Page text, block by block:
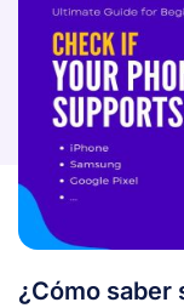
¿Cómo saber